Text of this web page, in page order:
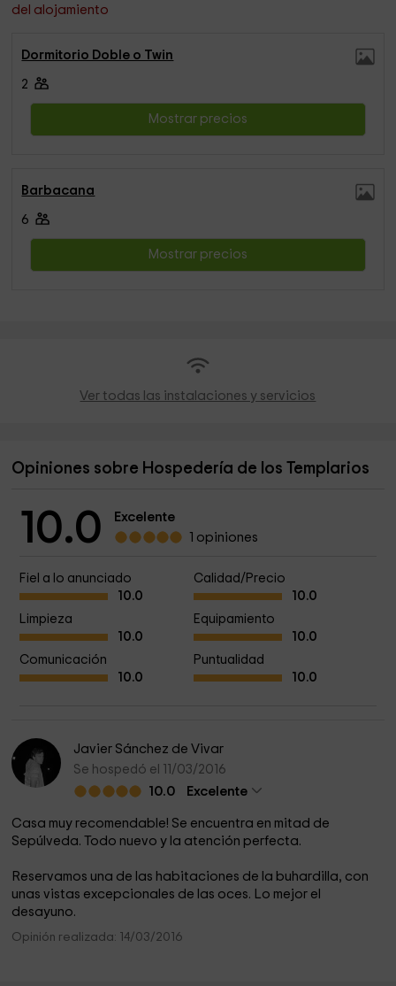
del alojamiento
Dormitorio Doble o Twin
2
Mostrar precios
Barbacana
6
Mostrar precios
Ver todas las instalaciones y servicios
Opiniones sobre Hospedería de los Templarios
10.0
Excelente
1 opiniones
Fiel a lo anunciado
10.0
Calidad/Precio
10.0
Limpieza
10.0
Equipamiento
10.0
Comunicación
10.0
Puntualidad
10.0
Javier Sánchez de Vivar
Se hospedó el 11/03/2016
10.0
Excelente
Casa muy recomendable! Se encuentra en mitad de
Sepúlveda. Todo nuevo y la atención perfecta.
Reservamos una de las habitaciones de la buhardilla, con
unas vistas excepcionales de las oces. Lo mejor el
desayuno.
Opinión realizada: 14/03/2016